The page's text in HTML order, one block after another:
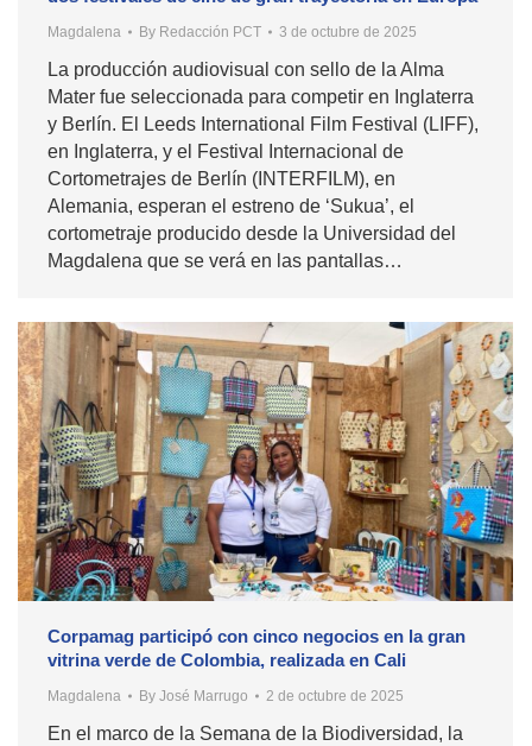
Magdalena By Redacción PCT 3 de octubre de 2025
La producción audiovisual con sello de la Alma
Mater fue seleccionada para competir en Inglaterra
y Berlín. El Leeds International Film Festival (LIFF),
en Inglaterra, y el Festival Internacional de
Cortometrajes de Berlín (INTERFILM), en
Alemania, esperan el estreno de ‘Sukua’, el
cortometraje producido desde la Universidad del
Magdalena que se verá en las pantallas…
Corpamag participó con cinco negocios en la gran
vitrina verde de Colombia, realizada en Cali
Magdalena By José Marrugo 2 de octubre de 2025
En el marco de la Semana de la Biodiversidad, la